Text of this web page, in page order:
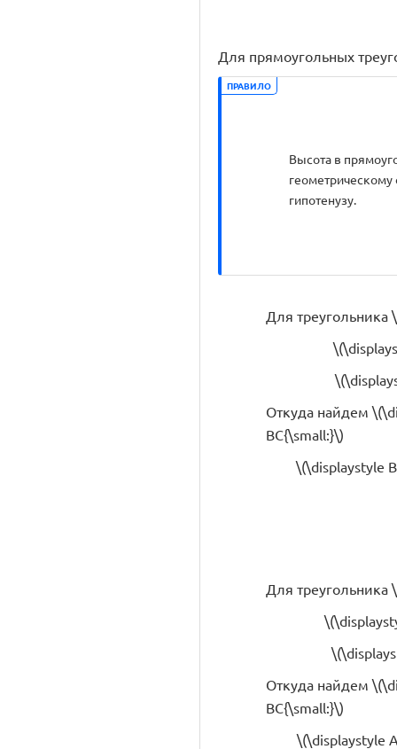
Для прямоугольных
ПРАВИЛО
Высота в
геометрическому
гипотенузу.
Для треугольника
Откуда найдем
BC{\small:}\)
\(\displaystyle
Для треугольника
Откуда найдем
BC{\small:}\)
\(\displaystyle